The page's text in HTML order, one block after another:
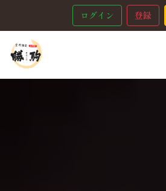
ログイン 登録